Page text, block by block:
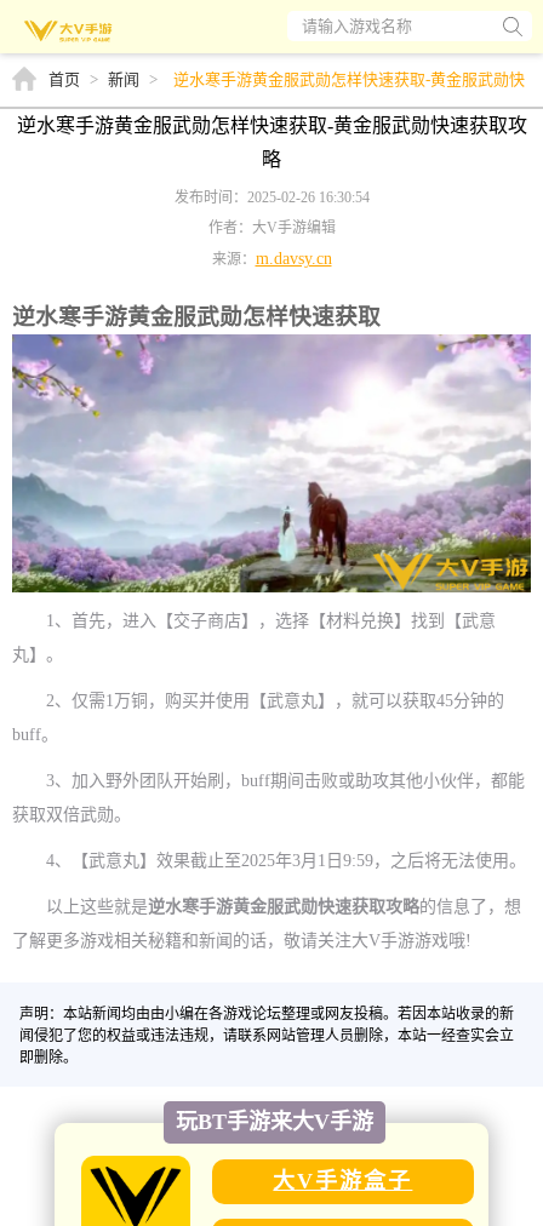
请输入游戏名称
首页 > 新闻 >
逆水寒手游黄金服武勋怎样快速获取-黄金服武勋快
速获取攻略
逆水寒手游黄金服武勋怎样快速获取-黄金服武勋快速获取攻
略
发布时间：2025-02-26 16:30:54
作者：大V手游编辑
来源： m.davsy.cn
逆水寒手游黄金服武勋怎样快速获取
1、首先，进入【交子商店】，选择【材料兑换】找到【武意
丸】。
2、仅需1万铜，购买并使用【武意丸】，就可以获取45分钟的
buff。
3、加入野外团队开始刷，buff期间击败或助攻其他小伙伴，都能
获取双倍武勋。
4、【武意丸】效果截止至2025年3月1日9:59，之后将无法使用。
以上这些就是逆水寒手游黄金服武勋快速获取攻略的信息了，想
了解更多游戏相关秘籍和新闻的话，敬请关注大V手游游戏哦!
声明：本站新闻均由由小编在各游戏论坛整理或网友投稿。若因本站收录的新
闻侵犯了您的权益或违法违规，请联系网站管理人员删除，本站一经查实会立
即删除。
玩BT手游来大V手游
大V手游盒子